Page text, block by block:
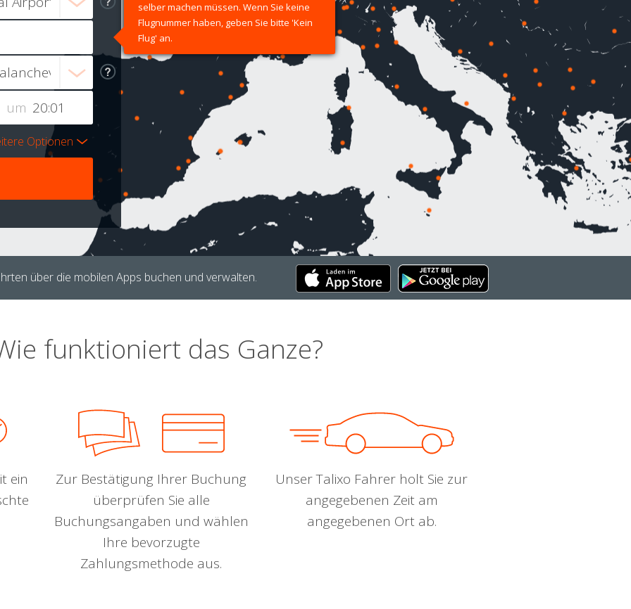
selber machen müssen. Wenn Sie keine
Flugnummer haben, geben Sie bitte 'Kein
Flug' an.
um
Optionen
über die mobilen Apps buchen und verwalten.
funktioniert das Ganze?
ein
Zur Bestätigung Ihrer Buchung
überprüfen Sie alle
Buchungsangaben und wählen
Ihre bevorzugte
Zahlungsmethode aus.
Unser Talixo Fahrer holt Sie zur
angegebenen Zeit am
angegebenen Ort ab.